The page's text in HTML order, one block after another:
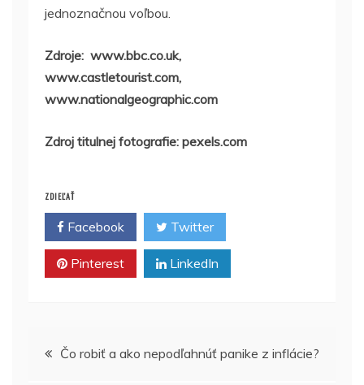
jednoznačnou voľbou.
Zdroje: www.bbc.co.uk,
www.castletourist.com,
www.nationalgeographic.com
Zdroj titulnej fotografie: pexels.com
ZDIEĽAŤ
Facebook Twitter
Pinterest LinkedIn
Navigácia
Čo robiť a ako nepodľahnúť panike z inflácie?